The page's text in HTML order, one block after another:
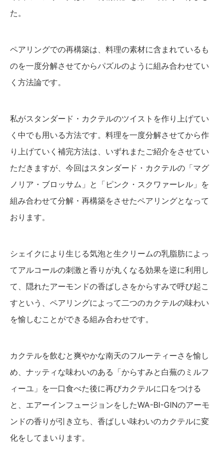
た。
ペアリングでの再構築は、料理の素材に含まれているも
のを一度分解させてからパズルのように組み合わせてい
く方法論です。
私がスタンダード・カクテルのツイストを作り上げてい
く中でも用いる方法です。料理を一度分解させてから作
り上げていく補完方法は、いずれまたご紹介をさせてい
ただきますが、今回はスタンダード・カクテルの「マグ
ノリア・ブロッサム」と「ピンク・スクワァーレル」を
組み合わせて分解・再構築をさせたペアリングとなって
おります。
シェイクにより生じる気泡と生クリームの乳脂肪によっ
てアルコールの刺激と香りが丸くなる効果を逆に利用し
て、隠れたアーモンドの香ばしさをからすみで呼び起こ
すという、ペアリングによって二つのカクテルの味わい
を愉しむことができる組み合わせです。
カクテルを飲むと爽やかな南天のフルーティーさを愉し
め、ナッティな味わいのある「からすみと白蕪のミルフ
ィーユ」を一口食べた後に再びカクテルに口をつける
と、エアーインフュージョンをしたWA-BI-GINのアーモ
ンドの香りが引き立ち、香ばしい味わいのカクテルに変
化をしてまいります。